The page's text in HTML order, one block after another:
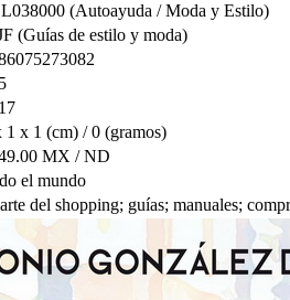
(Autoayuda / Moda y Estilo)
(Guías de estilo y moda)
1 x 1 (cm) / 0 (gramos)
MX / ND
el mundo
del shopping; guías; manuales;